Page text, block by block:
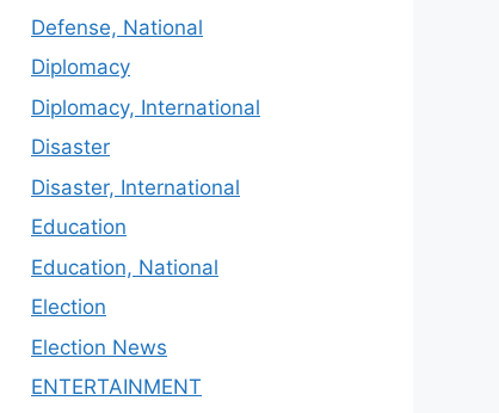
Defense, National
Diplomacy
Diplomacy, International
Disaster
Disaster, International
Education
Education, National
Election
Election News
ENTERTAINMENT